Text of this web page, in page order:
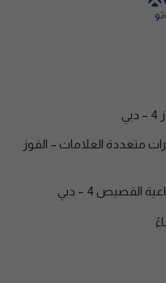
متعددة العلامات – القوز